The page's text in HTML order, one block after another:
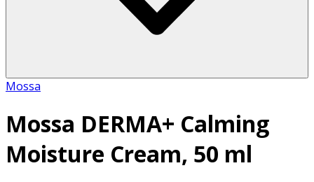
Mossa
Mossa DERMA+ Calming
Moisture Cream, 50 ml